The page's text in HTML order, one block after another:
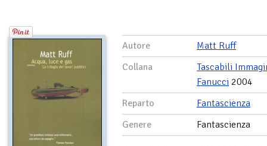
Autore
Matt Ruff
Collana
Tascabili
Fanucci 2004
Reparto
Fantascienza
Genere
Fantascienza